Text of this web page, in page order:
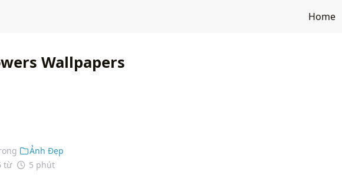
Home
Wallpapers
Ảnh Đẹp
từ
5 phút